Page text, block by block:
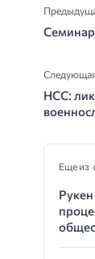
НСС:
Еще из